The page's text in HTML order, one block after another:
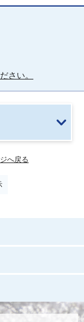
さい。
へ戻る